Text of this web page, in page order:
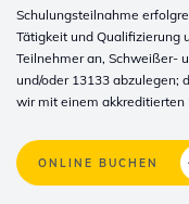
Schulungsteilnahme
Tätigkeit und Qualifizierung
Teilnehmer an, Schweißer-
und/oder 13133 abzulegen;
wir mit einem akkreditierten
ONLINE BUCHEN